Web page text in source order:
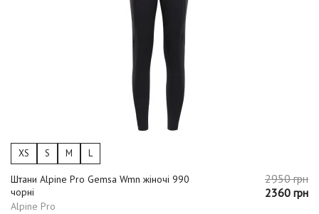
XS S M L
Штани Alpine Pro Gemsa Wmn жіночі 990
чорні
Alpine Pro
2950 грн
2360 грн